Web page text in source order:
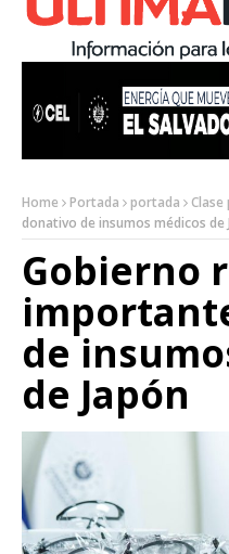
Home Portada portada
donativo de insumos médicos de
Gobierno
de
de Japón